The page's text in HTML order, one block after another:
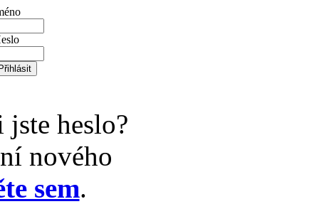
heslo?
nového
sem.